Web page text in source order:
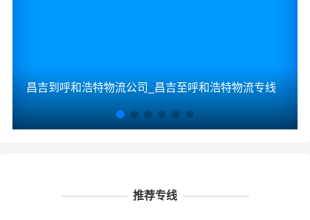
昌吉到呼和浩特物流公司_昌吉至呼和浩特物流专线
推荐专线